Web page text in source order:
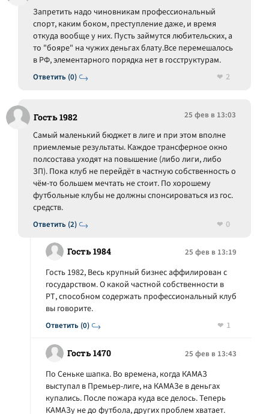
Ответить (0)
Запретить надо чиновникам профессиональный
спорт, каким боком, преступление даже, и время
откуда вообще у них. Пусть займутся любительских, а
то "бояре" на чужих деньгах блату.Все перемешалось
в РФ, элементарного порядка нет в госструктурам.
2
Гость 1982 25 фев в 13:03
Ответить (2)
Самый маленький бюджет в лиге и при этом вполне
приемлемые результаты. Каждое трансферное окно
полсостава уходят на повышение (либо лиги, либо
ЗП). Пока клуб не перейдёт в частную собственность о
чём-то большем мечтать не стоит. По хорошему
футбольные клубы не должны спонсироваться из гос.
средств.
0
Гость 1984 25 фев в 13:19
Ответить (0)
Гость 1982, Весь крупный бизнес аффилирован с
государством. О какой частной собственности в
РТ, способном содержать профессиональный клуб
вы говорите.
1
Гость 1470 25 фев в 13:43
По Сеньке шапка. Во времена, когда КАМАЗ
выступал в Премьер-лиге, на КАМАЗе в деньгах
купались. После пожара куда все делось. Теперь
КАМАЗу не до футбола, других проблем хватает.